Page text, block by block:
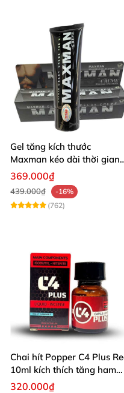
Gel tăng kích thước
Maxman kéo dài thời gian
quan hệ nhập Mỹ
369.000₫
439.000₫
-16%
(762)
Chai hít Popper C4 Plus
10ml kích thích tăng ham
muốn
320.000₫